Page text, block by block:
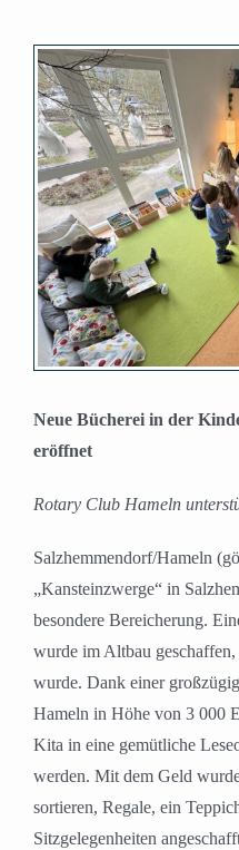
Zeige
grösseres
Bild
Neue Bücherei in der
eröffnet
Rotary Club Hameln
Salzhemmendorf/Hameln
„Kansteinzwerge“ in
besondere Bereicherung.
wurde im Altbau
wurde. Dank einer
Hameln in Höhe von 3 000
Kita in eine gemütliche
werden. Mit dem Geld
sortieren, Regale, ein
Sitzgelegenheiten